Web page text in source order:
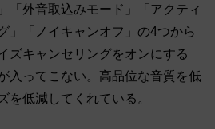
「外音取込みモード」「アクティ
」「ノイキャンオフ」の4つから
ズキャンセリングをオンにする
入ってこない。高品位な音質を低
を低減してくれている。